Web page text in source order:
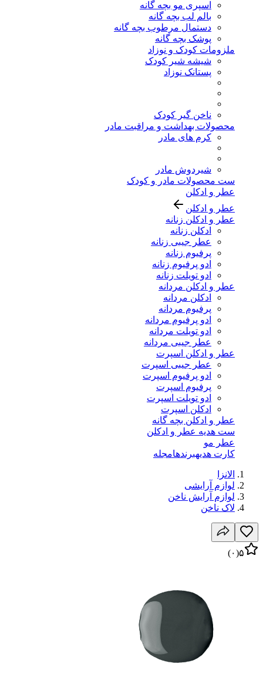
اسپری مو بچه گانه
بالم لب بچه گانه
دستمال مرطوب بچه گانه
پوشک بچه گانه
ملزومات کودک و نوزاد
شیشه شیر کودک
پستانک نوزاد
ناخن گیر کودک
محصولات بهداشت و مراقبت مادر
کرم های مادر
شیردوش مادر
ست محصولات مادر و کودک
عطر و ادکلن
عطر و ادکلن
عطر و ادکلن زنانه
ادکلن زنانه
عطر جیبی زنانه
پرفیوم زنانه
ادو پرفیوم زنانه
ادو تویلت زنانه
عطر و ادکلن مردانه
ادکلن مردانه
پرفیوم مردانه
ادو پرفیوم مردانه
ادو تویلت مردانه
عطر جیبی مردانه
عطر و ادکلن اسپرت
عطر جیبی اسپرت
ادو پرفیوم اسپرت
پرفیوم اسپرت
ادو تویلت اسپرت
ادکلن اسپرت
عطر و ادکلن بچه گانه
ست هدیه عطر و ادکلن
عطر مو
کارت هدیهبرندهامجله
الانزا
لوازم آرایشی
لوازم آرایش ناخن
لاک ناخن
۵(۰)